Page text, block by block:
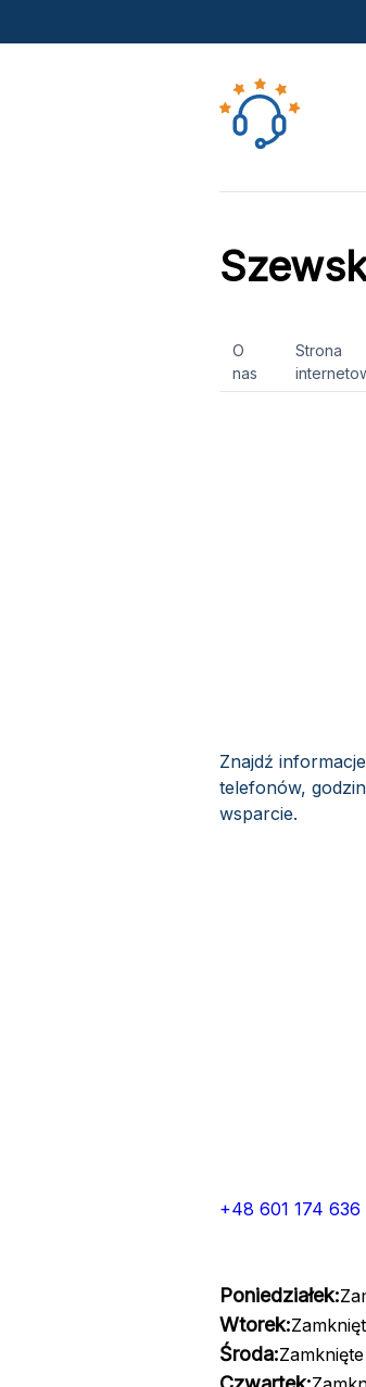
O
nas
Strona
Znajdź
telefonów,
wsparcie.
+48 601 174 636
Poniedziałek:
Wtorek:
Środa:Zamknięte